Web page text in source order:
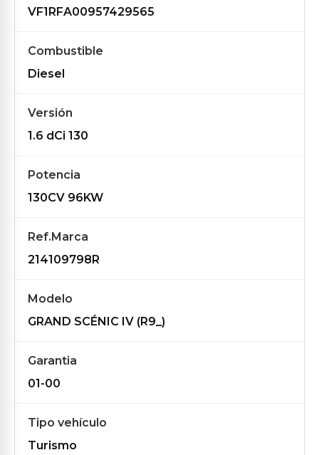
VF1RFA00957429565
Combustible
Diesel
Versión
1.6 dCi 130
Potencia
130CV 96KW
Ref.Marca
214109798R
Modelo
GRAND SCÉNIC IV (R9_)
Garantia
01-00
Tipo vehículo
Turismo